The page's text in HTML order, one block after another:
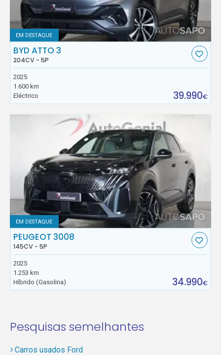
EM DESTAQUE
BYD ATTO 3
204CV - 5P
2025
1.600 km
Eléctrico
39.990€
EM DESTAQUE
PEUGEOT 3008
145CV - 5P
2025
1.253 km
Híbrido (Gasolina)
34.990€
Pesquisas semelhantes
Carros usados Ford